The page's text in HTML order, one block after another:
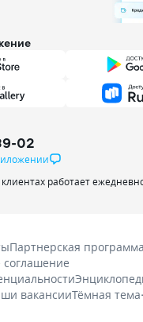
02
работает
Партнерская программа
соглашение
вакансииТёмная тема